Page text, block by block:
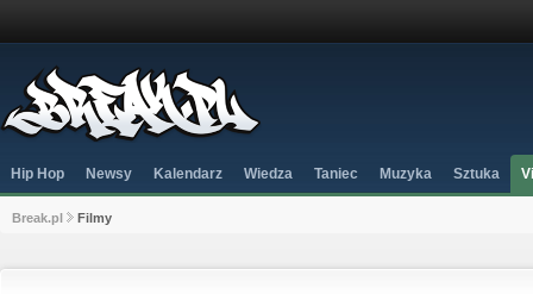
Hip Hop Newsy Kalendarz Wiedza Taniec Muzyka Sztuka
Break.pl Filmy